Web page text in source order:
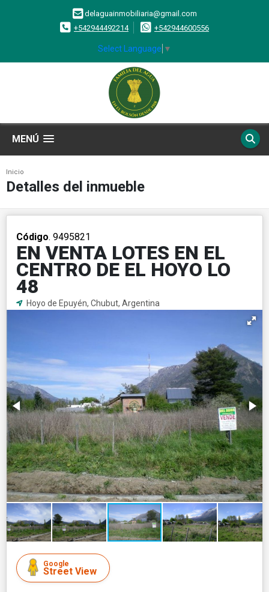
delaguainmobiliaria@gmail.com
+542944492214
+542944600556
Select Language ▼
MENÚ
Inicio
Detalles del inmueble
Código. 9495821
EN VENTA LOTES EN EL
CENTRO DE EL HOYO LO
48
Hoyo de Epuyén, Chubut, Argentina
Google
Street View